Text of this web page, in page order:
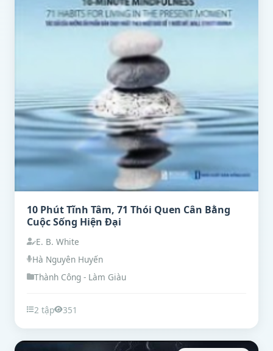
10 Phút Tĩnh Tâm, 71 Thói Quen Cân Bằng
Cuộc Sống Hiện Đại
E. B. White
Hà Nguyên Huyến
Thành Công - Làm Giàu
2 tập 351